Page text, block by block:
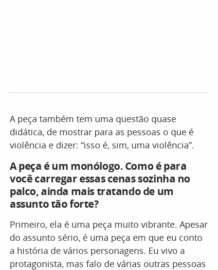
A peça também tem uma questão quase
didática, de mostrar para as pessoas o que é
violência e dizer: “isso é, sim, uma violência”.
A peça é um monólogo. Como é para
você carregar essas cenas sozinha no
palco, ainda mais tratando de um
assunto tão forte?
Primeiro, ela é uma peça muito vibrante. Apesar
do assunto sério, é uma peça em que eu conto
a história de vários personagens. Eu vivo a
protagonista, mas falo de várias outras pessoas